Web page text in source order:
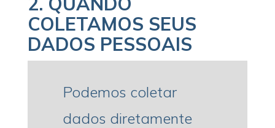
COLETAMOS SEUS
DADOS PESSOAIS
Podemos coletar
dados diretamente